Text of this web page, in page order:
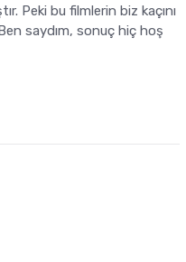
Peki bu filmlerin biz kaçını
saydım, sonuç hiç hoş